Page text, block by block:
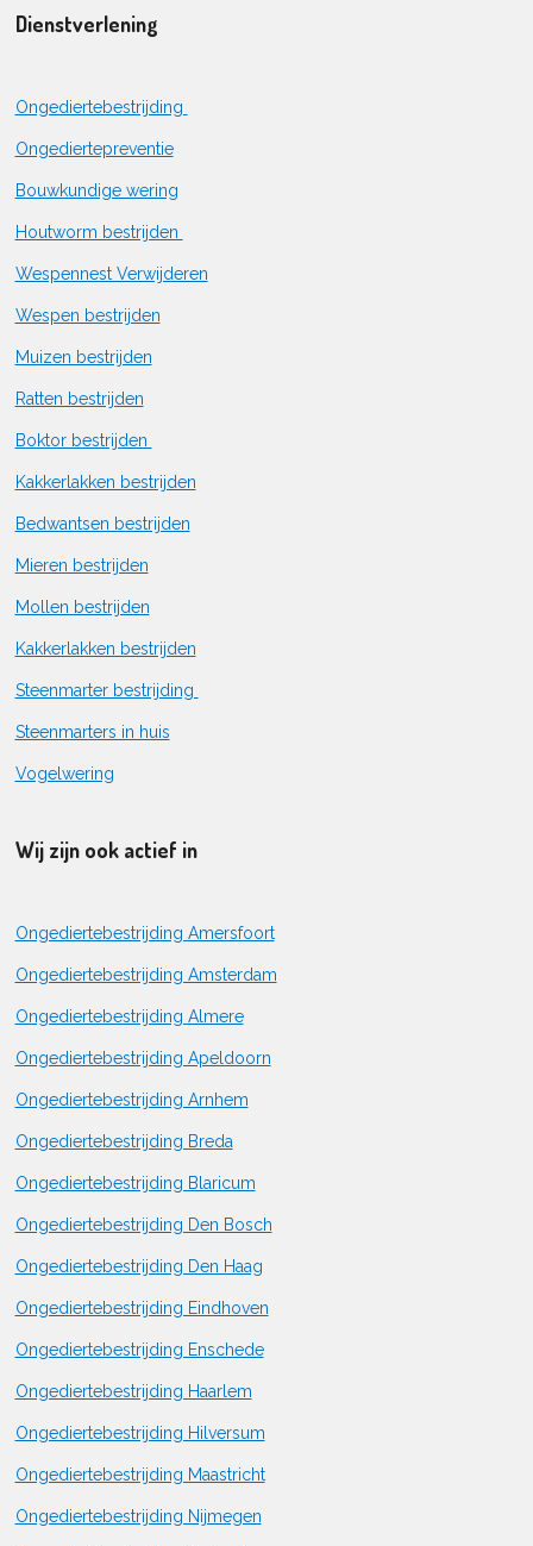
Dienstverlening
Ongediertebestrijding
Ongediertepreventie
Bouwkundige wering
Houtworm bestrijden
Wespennest Verwijderen
Wespen bestrijden
Muizen bestrijden
Ratten bestrijden
Boktor bestrijden
Kakkerlakken bestrijden
Bedwantsen bestrijden
Mieren bestrijden
Mollen bestrijden
Kakkerlakken bestrijden
Steenmarter bestrijding
Steenmarters in huis
Vogelwering
Wij zijn ook actief in
Ongediertebestrijding Amersfoort
Ongediertebestrijding Amsterdam
Ongediertebestrijding Almere
Ongediertebestrijding Apeldoorn
Ongediertebestrijding Arnhem
Ongediertebestrijding Breda
Ongediertebestrijding Blaricum
Ongediertebestrijding Den Bosch
Ongediertebestrijding Den Haag
Ongediertebestrijding Eindhoven
Ongediertebestrijding Enschede
Ongediertebestrijding Haarlem
Ongediertebestrijding Hilversum
Ongediertebestrijding Maastricht
Ongediertebestrijding Nijmegen